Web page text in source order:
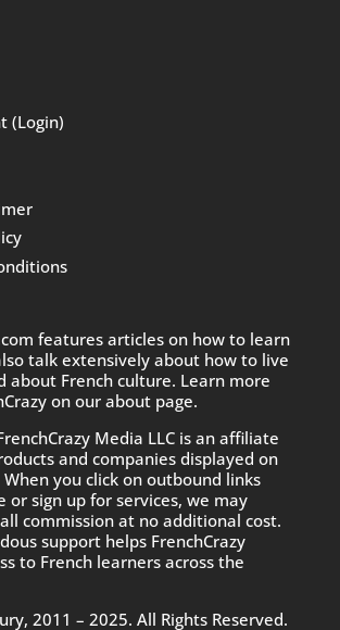
(Login)
features articles on how to learn
talk extensively about how to live
about French culture. Learn more
on our about page.
Media LLC is an affiliate
and companies displayed on
you click on outbound links
or sign up for services, we may
commission at no additional cost.
support helps FrenchCrazy
to French learners across the
2011 – 2025. All Rights Reserved.